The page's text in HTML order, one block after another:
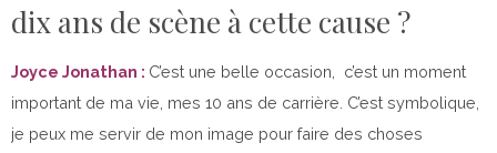
dix ans de scène à cette cause ?
Joyce Jonathan : C’est une belle occasion, c’est un moment
important de ma vie, mes 10 ans de carrière. C’est symbolique,
je peux me servir de mon image pour faire des choses